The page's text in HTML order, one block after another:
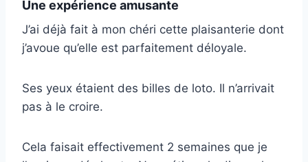
Une expérience amusante
J’ai déjà fait à mon chéri cette plaisanterie dont
j’avoue qu’elle est parfaitement déloyale.
Ses yeux étaient des billes de loto. Il n’arrivait
pas à le croire.
Cela faisait effectivement 2 semaines que je